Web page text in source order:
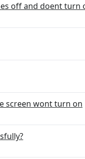
off and doent turn
screen wont turn on